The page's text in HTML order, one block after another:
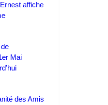
affiche
Mai
des Amis